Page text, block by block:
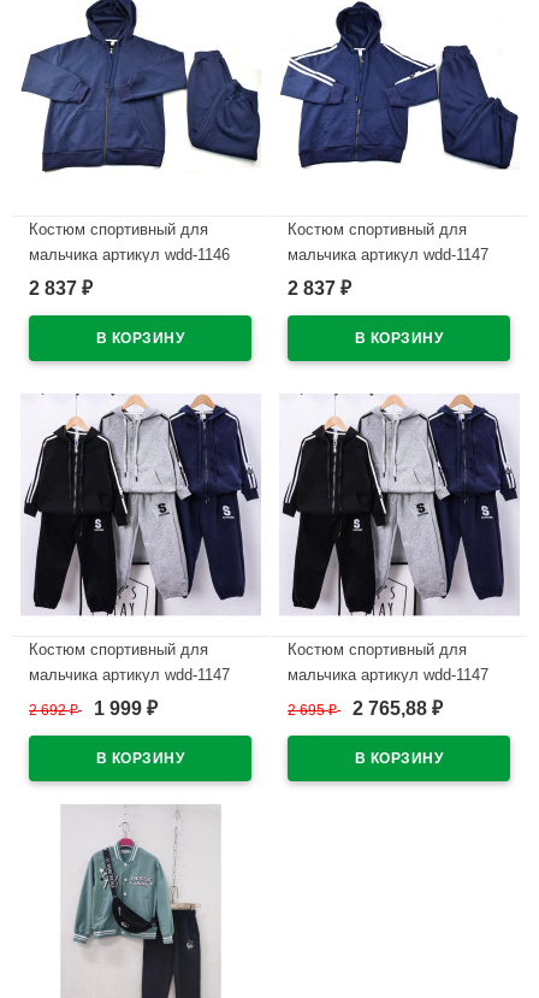
Костюм спортивный для
мальчика артикул wdd-1146
размер 32/128-46/170 цвет
2 837 ₽
Костюм спортивный для
мальчика артикул wdd-1147
размер 32/128-46/170 цвет
2 837 ₽
Костюм спортивный для
мальчика артикул wdd-1147
размер 32/128-46/170 цвет
2 692₽ 1 999 ₽
Костюм спортивный для
мальчика артикул wdd-1147
размер 32/128-46/170 цвет
2 695₽ 2 765,88 ₽